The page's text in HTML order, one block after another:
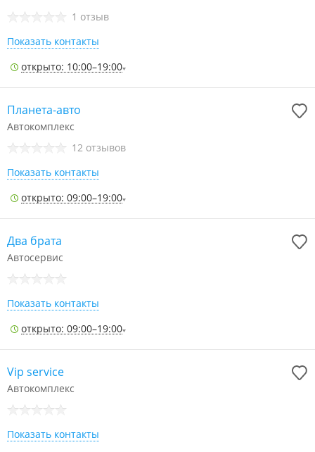
1 отзыв
Показать контакты
открыто: 10:00–19:00
Планета-авто
Автокомплекс
12 отзывов
Показать контакты
открыто: 09:00–19:00
Два брата
Автосервис
Показать контакты
открыто: 09:00–19:00
Vip service
Автокомплекс
Показать контакты